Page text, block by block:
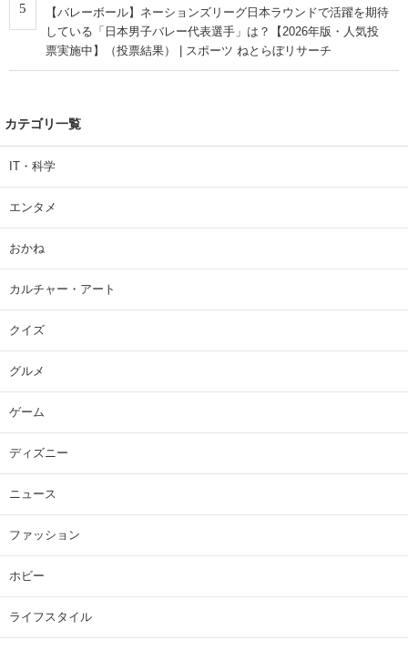
5
【バレーボール】ネーションズリーグ日本ラウンドで活躍を期待
している「日本男子バレー代表選手」は？【2026年版・人気投
票実施中】（投票結果） | スポーツ ねとらぼリサーチ
カテゴリ一覧
IT・科学
エンタメ
おかね
カルチャー・アート
クイズ
グルメ
ゲーム
ディズニー
ニュース
ファッション
ホビー
ライフスタイル